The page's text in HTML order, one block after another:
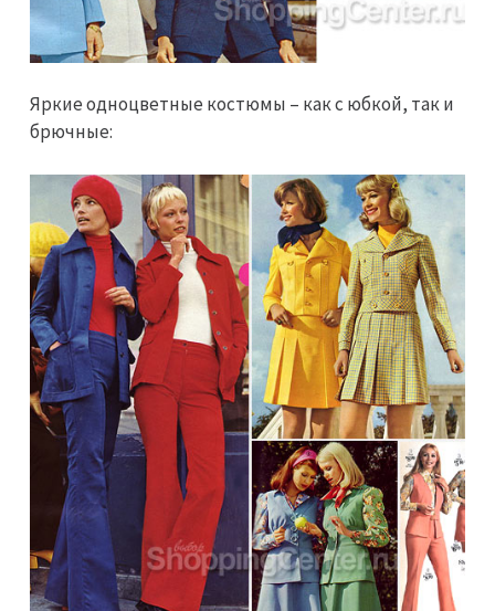
Яркие одноцветные костюмы – как с юбкой, так и
брючные: